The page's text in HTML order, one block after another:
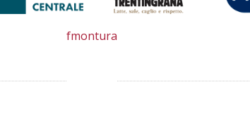
fmontura